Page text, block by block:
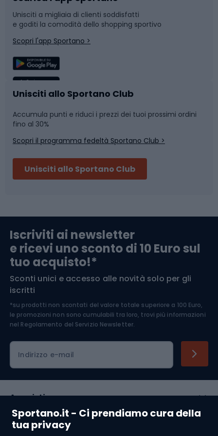
Sportano.it - Ci prendiamo cura della
tua privacy
Corsa
Sport di squadra
Caschi da ciclismo
Skitouring
Abbigliamento da escursionismo
Snowboard
Camminata nordica
Nuoto
Pattinaggio
Componenti per biciclette
Arrampicata
Medicina dello sport
Abbigliamento ciclistico
Unisciti a migliaia di clienti soddisfatti
e goditi la comodità dello shopping sportivo
Scopri l'app Sportano >
Unisciti allo Sportano Club
Accumula punti e riduci i prezzi dei tuoi prossimi ordini
fino al 30%
Scopri il programma fedeltà Sportano Club >
Unisciti allo Sportano Club
Iscriviti ai newsletter
e ricevi uno sconto di 10 Euro sul
tuo acquisto!*
Sconti unici e accesso alle novità solo per gli
iscritti
*su prodotti non scontati del valore totale superiore a 100 Euro,
le promozioni non sono cumulabili tra loro, trovi più informazioni
nel Regolamento del Servizio Newsletter.
Indirizzo e-mail
Acquisti
Servizio clienti